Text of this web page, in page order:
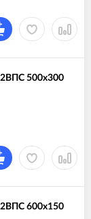
2ВПС 500х300
2ВПС 600х150